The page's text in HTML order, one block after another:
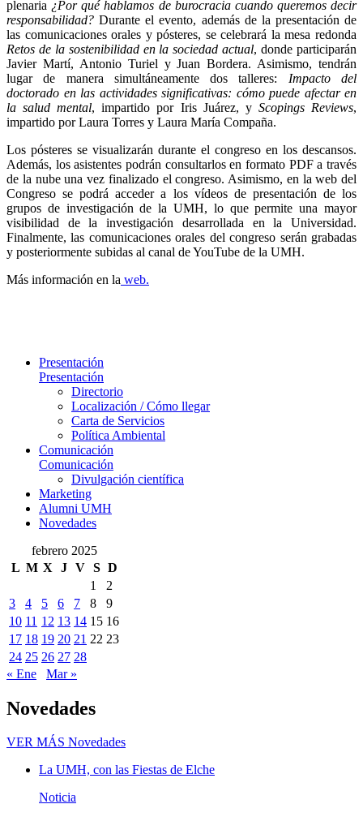
plenaria ¿Por qué hablamos de burocracia cuando queremos decir
responsabilidad?Durante el evento, además de la presentación de
las comunicaciones orales y pósteres, se celebrará la mesa redonda
Retos de la sostenibilidad en la sociedad actual, donde participarán
Javier Martí, Antonio Turiel y Juan Bordera. Asimismo, tendrán
lugar de manera simultáneamente dos talleres: Impacto del
doctorado en las actividades significativas: cómo puede afectar en
la salud mental, impartido por Iris Juárez, y Scopings Reviews,
impartido por Laura Torres y Laura María Compaña.
Los pósteres se visualizarán durante el congreso en los descansos.
Además, los asistentes podrán consultarlos en formato PDF a través
de la nube una vez finalizado el congreso. Asimismo, en la web del
Congreso se podrá acceder a los vídeos de presentación de los
grupos de investigación de la UMH, lo que permite una mayor
visibilidad de la investigación desarrollada en la Universidad.
Finalmente, las comunicaciones orales del congreso serán grabadas
y posteriormente subidas al canal de YouTube de la UMH.
Más información en la web.
Presentación
Presentación
Directorio
Localización / Cómo llegar
Carta de Servicios
Política Ambiental
Comunicación
Comunicación
Divulgación científica
Marketing
Alumni UMH
Novedades
febrero 2025
L M X J V S D
1
2
3
4 5 6 7 8
9
10 11 12 13 14 15 16
17 18 19 20 21 22 23
24 25 26 27 28
« Ene
Mar »
Novedades
VER MÁS Novedades
La UMH, con las Fiestas de Elche
Noticia